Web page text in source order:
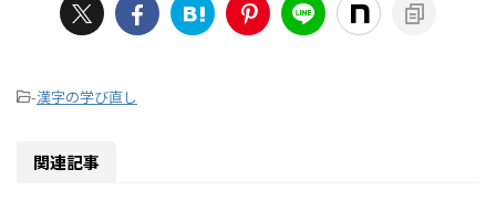
-漢字の学び直し
関連記事